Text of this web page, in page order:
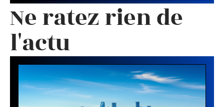
Ne ratez rien de
l'actu